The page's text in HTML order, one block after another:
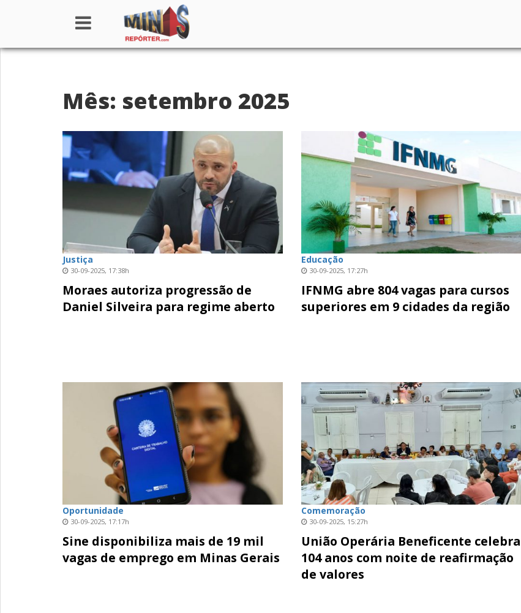
InstitucionalMês: setembro 2025
Justiça
30-09-2025, 17:38h
Moraes autoriza progressão de
Daniel Silveira para regime aberto
Educação
30-09-2025, 17:27h
IFNMG abre 804 vagas para cursos
superiores em 9 cidades da região
Oportunidade
30-09-2025, 17:17h
Sine disponibiliza mais de 19 mil
vagas de emprego em Minas Gerais
Comemoração
30-09-2025, 15:27h
União Operária Beneficente celebra
104 anos com noite de reafirmação
de valores